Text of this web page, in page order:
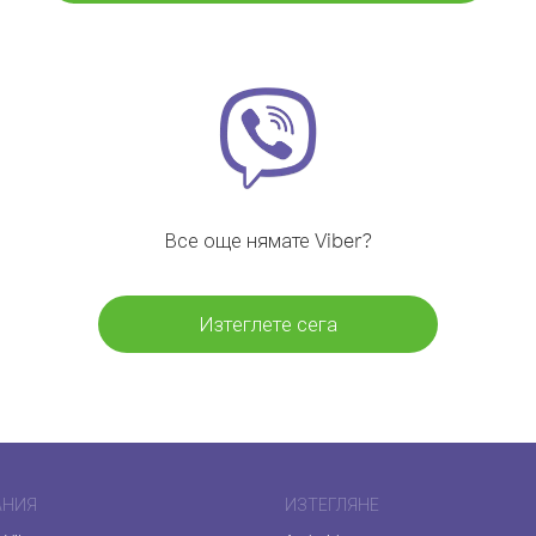
Все още нямате Viber?
Изтеглете сега
ИЗТЕГЛЯНЕ